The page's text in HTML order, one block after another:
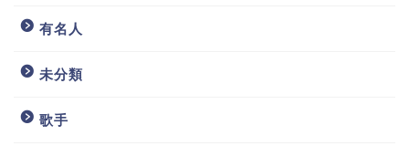
有名人
未分類
歌手